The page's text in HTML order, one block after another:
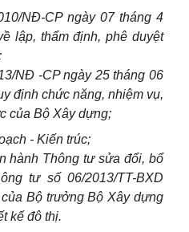
NĐ-CP ngày 07 tháng 4
lập, thẩm định, phê duyệt
NĐ -CP ngày 25 tháng 06
định chức năng, nhiệm vụ,
của Bộ Xây dựng;
- Kiến trúc;
hành Thông tư sửa đổi, bổ
tư số 06/2013/TT-BXD
Bộ trưởng Bộ Xây dựng
kế đô thị.